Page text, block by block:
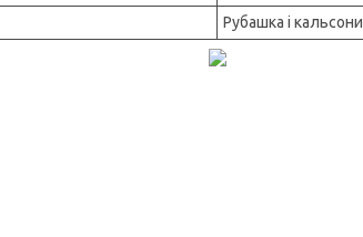
Рубашка і кальсони